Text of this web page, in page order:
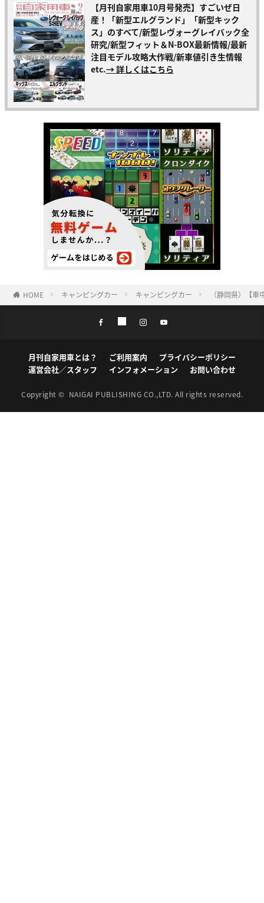
【月刊自家用車10月号発売】すごいぜ日
産！「新型エルグランド」「新型キック
ス」のすべて/新型レヴォーグレイバック全
研究/新型フィット＆N-BOX最新情報/最新
注目モデル攻略大作戦/新車値引き生情報
etc.→ 詳しくはこちら
HOME キャンピングカー キャンピングカー （静岡県）【
月刊自家用車とは？ ご利用案内
プライバシーポリシー
運営会社／スタッフ
インフォメーション お問い合わせ
Copyright © NAIGAI PUBLISHING CO.,LTD. All rights reserved.